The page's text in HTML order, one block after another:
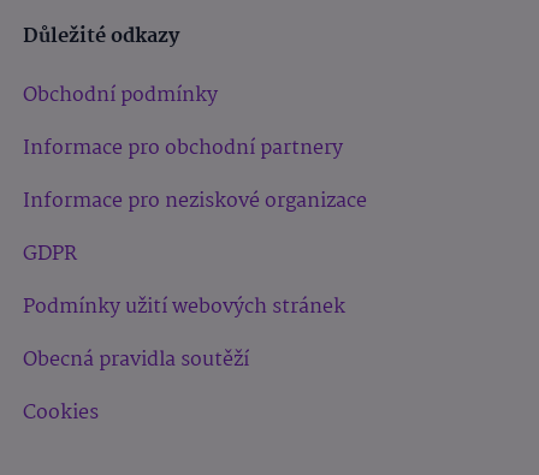
Důležité odkazy
Obchodní podmínky
Informace pro obchodní partnery
Informace pro neziskové organizace
GDPR
Podmínky užití webových stránek
Obecná pravidla soutěží
Cookies